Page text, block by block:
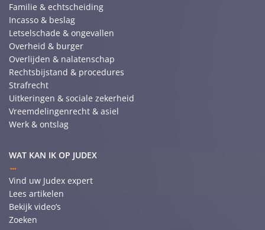
Familie & echtscheiding
Incasso & beslag
Letselschade & ongevallen
Overheid & burger
Overlijden & nalatenschap
Rechtsbijstand & procedures
Strafrecht
Uitkeringen & sociale zekerheid
Vreemdelingenrecht & asiel
Werk & ontslag
WAT KAN IK OP JUDEX
Vind uw Judex expert
Lees artikelen
Bekijk video’s
Zoeken